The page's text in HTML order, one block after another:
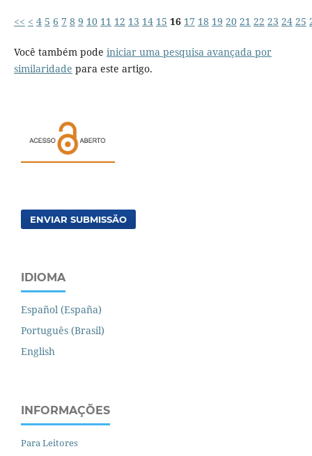
<< < 4 5 6 7 8 9 10 11 12 13 14 15 16 17 18 19 20 21 22 23 24 25
Você também pode iniciar uma pesquisa avançada por
similaridade para este artigo.
ENVIAR SUBMISSÃO
IDIOMA
Español (España)
Português (Brasil)
English
INFORMAÇÕES
Para Leitores